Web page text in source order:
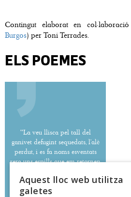
Contingut elaborat en
Burgos) per Toni Terrades.
ELS POEMES
''La veu llisca pel tall del
ganivet defugint sequedats, l’alè
perdut, i es fa noms esventats
rera uns espills que em retornen
Aquest lloc web utilitza
galetes